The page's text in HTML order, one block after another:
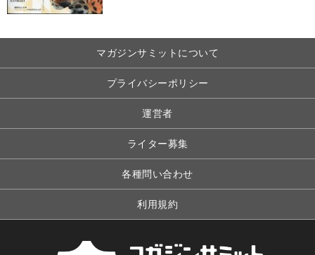
マガジンサミットについて
プライバシーポリシー
運営者
ライター募集
各種問い合わせ
利用規約